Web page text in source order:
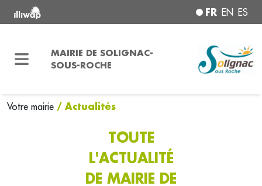
FR EN ES
MAIRIE DE SOLIGNAC-
SOUS-ROCHE
Votre mairie / Actualités
TOUTE
L'ACTUALITÉ
DE MAIRIE DE